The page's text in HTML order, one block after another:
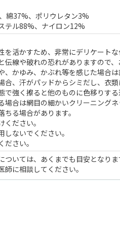
綿37%、ポリウレタン3%
テル88%、ナイロン12%
を活かすため、非常にデリケートな
伝線や破れの恐れがありますので
、かゆみ、かぶれ等を感じた場合
合、汗がパッドからシミだし、衣類
で強く擦ると他のものに色移りする
場合は網目の細かいクリーニングネ
る場合があります。
ださい。
ないでください。
さい。
ついては、あくまでも目安となり
に相談してください。